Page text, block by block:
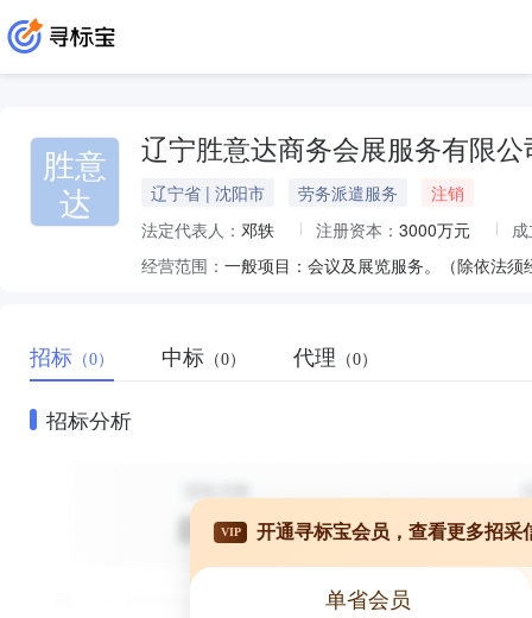
胜意
达
辽宁胜意达商务会展服务有限公
辽宁省 | 沈阳市 劳务派遣服务
注销
法定代表人： 邓轶 注册资本： 3000万元
经营范围： 一般项目：会议及展览服务。（除依法
招标 （0） 中标 （0） 代理 （0）
招标分析
VIP 开通寻标宝会员，查看更多招采
单省会员